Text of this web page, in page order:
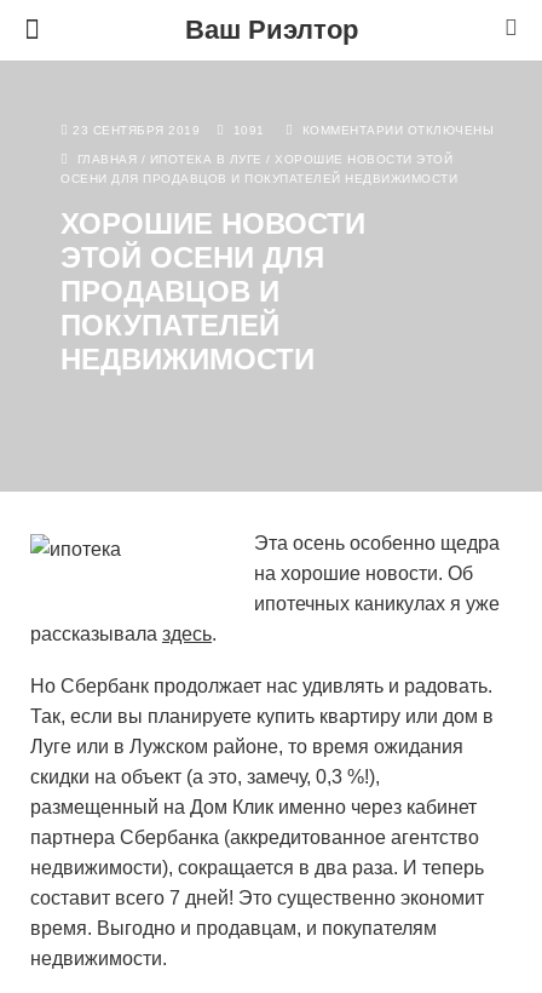
Ваш Риэлтор
23 СЕНТЯБРЯ 2019 1091 КОММЕНТАРИИ ОТКЛЮЧЕНЫ
ГЛАВНАЯ / ИПОТЕКА В ЛУГЕ / ХОРОШИЕ НОВОСТИ ЭТОЙ
ОСЕНИ ДЛЯ ПРОДАВЦОВ И ПОКУПАТЕЛЕЙ НЕДВИЖИМОСТИ
ХОРОШИЕ НОВОСТИ
ЭТОЙ ОСЕНИ ДЛЯ
ПРОДАВЦОВ И
ПОКУПАТЕЛЕЙ
НЕДВИЖИМОСТИ
Эта осень особенно щедра
на хорошие новости. Об
ипотечных каникулах я уже
рассказывала здесь.
Но Сбербанк продолжает нас удивлять и радовать.
Так, если вы планируете купить квартиру или дом в
Луге или в Лужском районе, то время ожидания
скидки на объект (а это, замечу, 0,3 %!),
размещенный на Дом Клик именно через кабинет
партнера Сбербанка (аккредитованное агентство
недвижимости), сокращается в два раза. И теперь
составит всего 7 дней! Это существенно экономит
время. Выгодно и продавцам, и покупателям
недвижимости.